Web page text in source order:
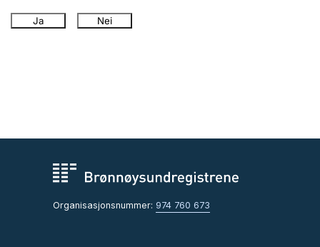
Ja Nei
Organisasjonsnummer: 974 760 673